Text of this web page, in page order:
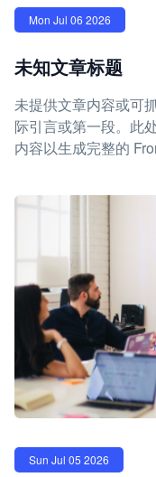
Mon Jul 06 2026
未知文章标题
未提供文章内容或可
际引言或第一段。此
内容以生成完整的
Sun Jul 05 2026